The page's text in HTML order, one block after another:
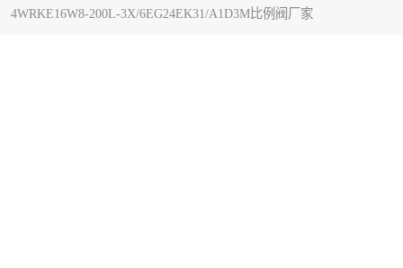
4WRKE16W8-200L-3X/6EG24EK31/A1D3M比例阀厂家